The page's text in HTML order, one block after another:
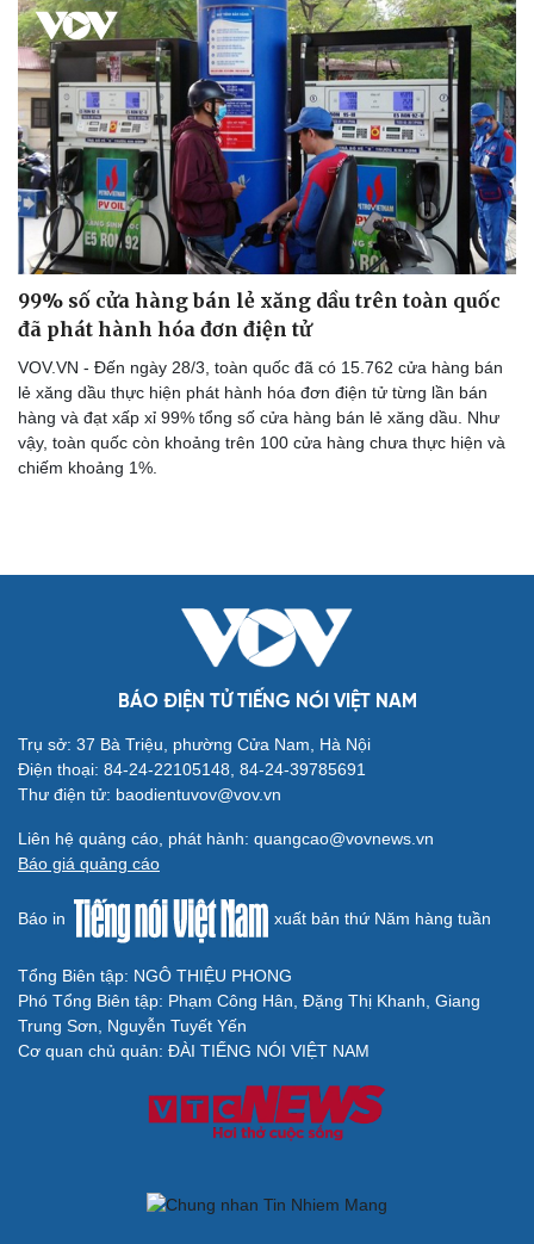
Săn Tour
check-in
Đọc truyện đêm khuya
Cửa sổ tình yêu
Kể chuyện cho bé
Hạt giống tâm hồn
99% số cửa hàng bán lẻ xăng dầu trên toàn quốc
đã phát hành hóa đơn điện tử
VOV.VN - Đến ngày 28/3, toàn quốc đã có 15.762 cửa hàng bán
lẻ xăng dầu thực hiện phát hành hóa đơn điện tử từng lần bán
hàng và đạt xấp xỉ 99% tổng số cửa hàng bán lẻ xăng dầu. Như
vậy, toàn quốc còn khoảng trên 100 cửa hàng chưa thực hiện và
chiếm khoảng 1%.
BÁO ĐIỆN TỬ TIẾNG NÓI VIỆT NAM
Trụ sở: 37 Bà Triệu, phường Cửa Nam, Hà Nội
Điện thoại: 84-24-22105148, 84-24-39785691
Thư điện tử: baodientuvov@vov.vn
Liên hệ quảng cáo, phát hành: quangcao@vovnews.vn
Báo giá quảng cáo
Báo in xuất bản thứ Năm hàng tuần
Tổng Biên tập: NGÔ THIỆU PHONG
Phó Tổng Biên tập: Phạm Công Hân, Đặng Thị Khanh, Giang
Trung Sơn, Nguyễn Tuyết Yến
Cơ quan chủ quản: ĐÀI TIẾNG NÓI VIỆT NAM